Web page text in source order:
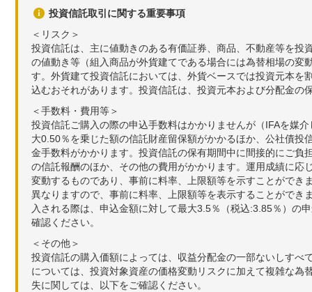
投資信託取引に関する重要事項
＜リスク＞
投資信託は、主に値動きのある有価証券、商品、不動産等を
の値動き等（組入商品が外貨建てである場合には為替相場の
す。外貨建て投資信託においては、外貨ベースでは投資元本
込むおそれがあります。投資信託は、投資元本および分配金の
＜手数料・費用等＞
投資信託ご購入の際の申込手数料はかかりませんが（IFAを媒
大0.50％を乗じた額の信託財産留保額がかかるほか、公社債
金手数料がかかります。投資信託の保有期間中に間接的にご
の信託報酬のほか、その他の費用がかかります。運用成績に
変動するものであり、事前に料率、上限額等を示すことがで
異なりますので、事前に料率、上限額等を表示することがで
入される際は、申込金額に対して最大3.5％（税込:3.85％）の
確認ください。
＜その他＞
投資信託の購入価額によっては、収益分配金の一部ないしす
については、投資対象資産の価格変動リスクに加えて複雑な
失に関しては、以下をご確認ください。